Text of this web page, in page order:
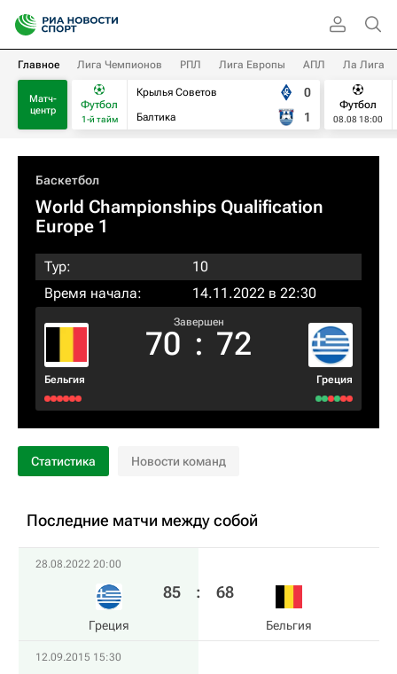
Главное Лига Чемпионов РПЛ Лига Европы АПЛ Ла Лига
Матч-
центр
Футбол
1-й тайм
Крылья Советов
Балтика
0
1
Футбол
08.08 18:00
Баскетбол
World Championships Qualification
Europe 1
Тур:
10
Время начала:
14.11.2022 в 22:30
Бельгия
Завершен
70 : 72
Греция
Статистика Новости команд
Последние матчи между собой
28.08.2022 20:00
Греция
85 : 68
Бельгия
12.09.2015 15:30